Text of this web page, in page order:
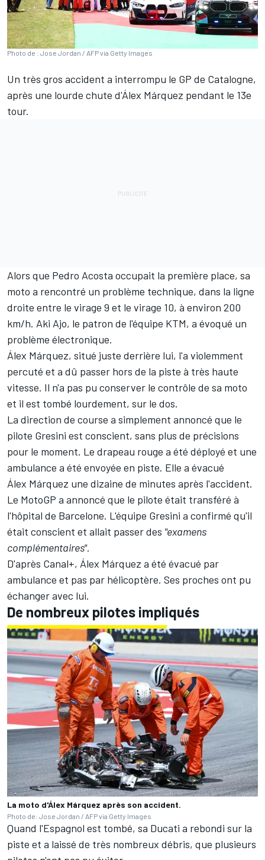
Photo de : Jose Jordan / AFP via Getty Images
Un très gros accident a interrompu le GP de Catalogne,
après une lourde chute d'Álex Márquez pendant le 13e
tour.
Alors que Pedro Acosta occupait la première place, sa
moto a rencontré un problème technique, dans la ligne
droite entre le virage 9 et le virage 10, à environ 200
km/h. Aki Ajo, le patron de l'équipe KTM, a évoqué un
problème électronique.
Álex Márquez, situé juste derrière lui, l'a violemment
percuté et a dû passer hors de la piste à très haute
vitesse. Il n'a pas pu conserver le contrôle de sa moto
et il est tombé lourdement, sur le dos.
La direction de course a simplement annoncé que le
pilote Gresini est conscient, sans plus de précisions
pour le moment. Le drapeau rouge a été déployé et une
ambulance a été envoyée en piste. Elle a évacué
Álex Márquez une dizaine de minutes après l'accident.
Le MotoGP a annoncé que le pilote était transféré à
l'hôpital de Barcelone. L'équipe Gresini a confirmé qu'il
était conscient et allait passer des "examens
complémentaires".
D'après Canal+, Álex Márquez a été évacué par
ambulance et pas par hélicoptère. Ses proches ont pu
échanger avec lui.
De nombreux pilotes impliqués
La moto d'Álex Márquez après son accident.
Photo de: Jose Jordan / AFP via Getty Images
Quand l'Espagnol est tombé, sa Ducati a rebondi sur la
piste et a laissé de très nombreux débris, que plusieurs